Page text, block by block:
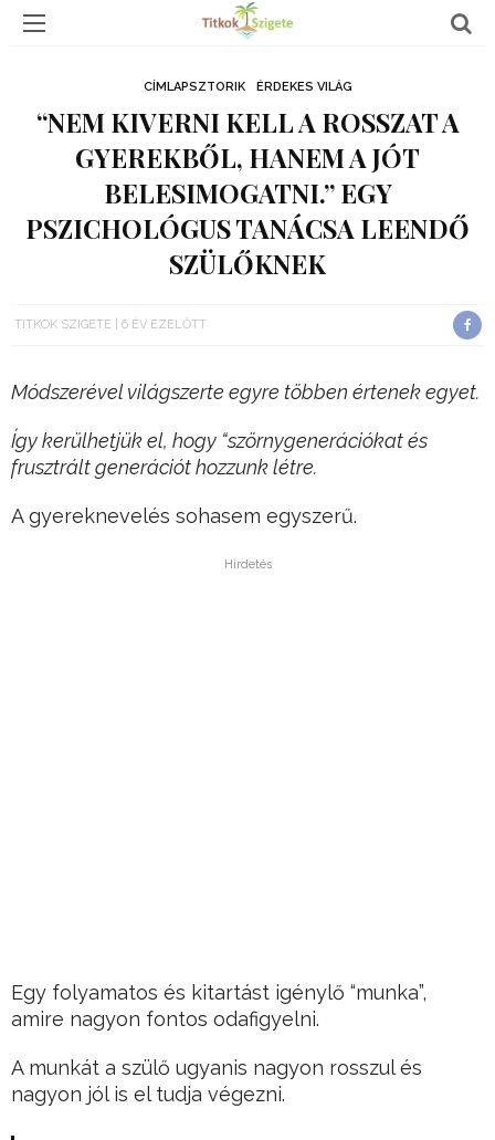
CÍMLAPSZTORIK ÉRDEKES VILÁG
“NEM KIVERNI KELL A ROSSZAT A
GYEREKBŐL, HANEM A JÓT
BELESIMOGATNI.” EGY
PSZICHOLÓGUS TANÁCSA LEENDŐ
SZÜLŐKNEK
TITKOK SZIGETE 6 ÉV EZELŐTT
Módszerével világszerte egyre többen értenek egyet.
Így kerülhetjük el, hogy “szörnygenerációkat és
frusztrált generációt hozzunk létre.
A gyereknevelés sohasem egyszerű.
Hirdetés
Egy folyamatos és kitartást igénylő “munka”,
amire nagyon fontos odafigyelni.
A munkát a szülő ugyanis nagyon rosszul és
nagyon jól is el tudja végezni.